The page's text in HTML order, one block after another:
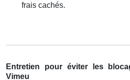
frais cachés.
Entretien pour éviter les
Vimeu